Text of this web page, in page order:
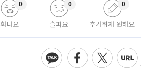
화나요
0
슬퍼요
0
추가취재 원해요
0